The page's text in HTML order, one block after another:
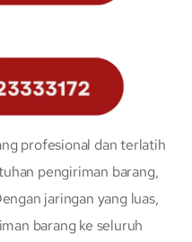
profesional dan terlatih
pengiriman barang,
jaringan yang luas,
barang ke seluruh